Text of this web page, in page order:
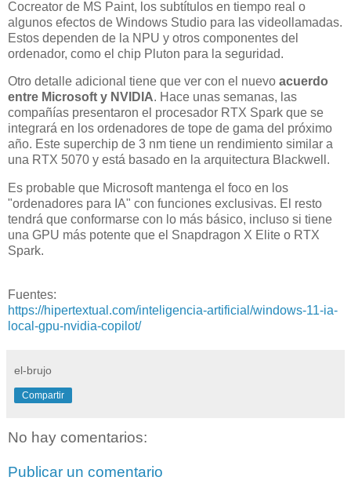
Cocreator de MS Paint, los subtítulos en tiempo real o
algunos efectos de Windows Studio para las videollamadas.
Estos dependen de la NPU y otros componentes del
ordenador, como el chip Pluton para la seguridad.
Otro detalle adicional tiene que ver con el nuevo acuerdo
entre Microsoft y NVIDIA. Hace unas semanas, las
compañías presentaron el procesador RTX Spark que se
integrará en los ordenadores de tope de gama del próximo
año. Este superchip de 3 nm tiene un rendimiento similar a
una RTX 5070 y está basado en la arquitectura Blackwell.
Es probable que Microsoft mantenga el foco en los
"ordenadores para IA" con funciones exclusivas. El resto
tendrá que conformarse con lo más básico, incluso si tiene
una GPU más potente que el Snapdragon X Elite o RTX
Spark.
Fuentes:
https://hipertextual.com/inteligencia-artificial/windows-11-ia-
local-gpu-nvidia-copilot/
el-brujo
Compartir
No hay comentarios:
Publicar un comentario